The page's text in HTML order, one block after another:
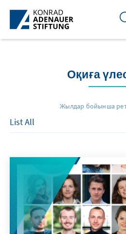
Skip to Main Content
Оқиға
Жылдар бойынша